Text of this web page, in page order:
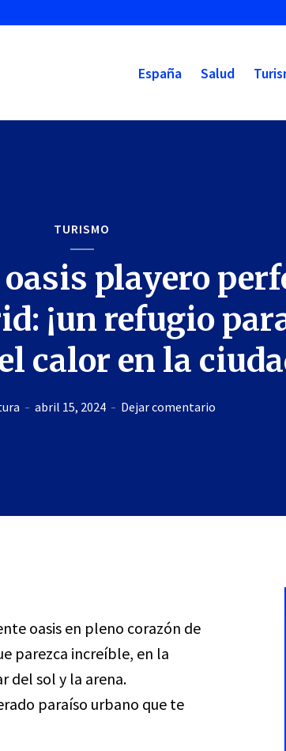
España Salud
TURISMO
playero
¡un refugio
calor en la
abril 15, 2024 Dejar comentario
oasis en pleno corazón de
parezca increíble, en la
del sol y la arena.
paraíso urbano que te